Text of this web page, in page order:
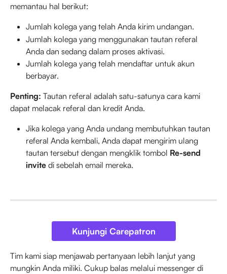
memantau hal berikut:
Jumlah kolega yang telah Anda kirim undangan.
Jumlah kolega yang menggunakan tautan referal
Anda dan sedang dalam proses aktivasi.
Jumlah kolega yang telah mendaftar untuk akun
berbayar.
Penting: Tautan referal adalah satu-satunya cara kami
dapat melacak referal dan kredit Anda.
Jika kolega yang Anda undang membutuhkan tautan
referal Anda kembali, Anda dapat mengirim ulang
tautan tersebut dengan mengklik tombol Re-send
invite di sebelah email mereka.
Kunjungi Carepatron
Tim kami siap menjawab pertanyaan lebih lanjut yang
mungkin Anda miliki. Cukup balas melalui messenger di